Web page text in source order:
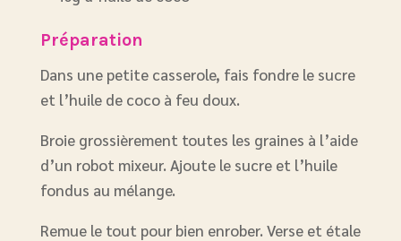
Préparation
Dans une petite casserole, fais fondre le sucre
et l’huile de coco à feu doux.
Broie grossièrement toutes les graines à l’aide
d’un robot mixeur. Ajoute le sucre et l’huile
fondus au mélange.
Remue le tout pour bien enrober. Verse et étale